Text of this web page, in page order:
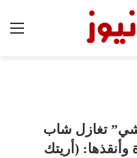
تغازل شاب
وأنقذها: (أريتك